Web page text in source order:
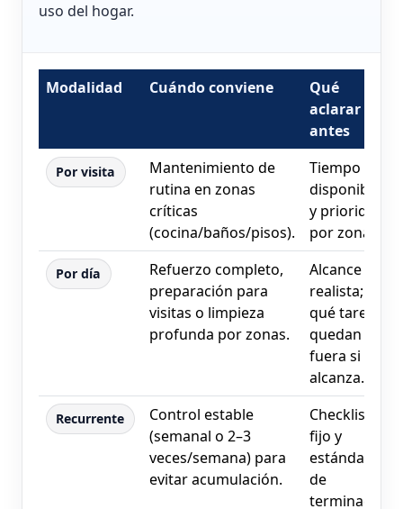
uso del hogar.
Modalidad Cuándo conviene
Qué
aclarar
antes
Por visita
Mantenimiento de
rutina en zonas
críticas
(cocina/baños/pisos).
Tiempo
disponible
y prioridad
por zonas.
Por día
Refuerzo completo,
preparación para
visitas o limpieza
profunda por zonas.
Alcance
realista;
qué tareas
quedan
fuera si no
alcanza.
Recurrente
Control estable
(semanal o 2–3
veces/semana) para
evitar acumulación.
Checklist
fijo y
estándar
de
terminado.